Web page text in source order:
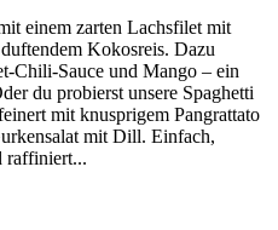
einem zarten Lachsfilet mit
Kokosreis. Dazu
Chili-Sauce und Mango – ein
du probierst unsere Spaghetti
mit knusprigem Pangrattato
mit Dill. Einfach,
raffiniert...